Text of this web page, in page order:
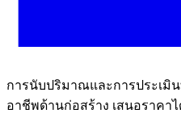
การนับปริมาณและการประเมิ
อาชีพด้านก่อสร้าง เสนอราคา